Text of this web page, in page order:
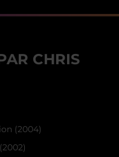
CHRIS
(2004)